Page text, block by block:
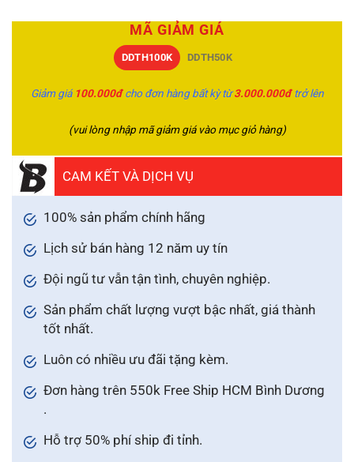
MÃ GIẢM GIÁ
DDTH100K DDTH50K
Giảm giá 100.000đcho đơn hàng bất kỳ từ3.000.000đ trở lên
(vui lòng nhập mã giảm giá vào mục giỏ hàng)
CAM KẾT VÀ DỊCH VỤ
100% sản phẩm chính hãng
Lịch sử bán hàng 12 năm uy tín
Đội ngũ tư vẫn tận tình, chuyên nghiệp.
Sản phẩm chất lượng vượt bậc nhất, giá thành
tốt nhất.
Luôn có nhiều ưu đãi tặng kèm.
Đơn hàng trên 550k Free Ship HCM Bình Dương
.
Hỗ trợ 50% phí ship đi tỉnh.